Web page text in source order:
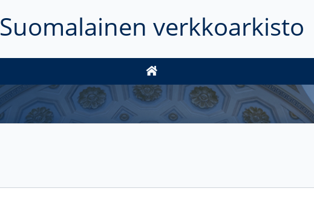
Suomalainen verkkoarkisto